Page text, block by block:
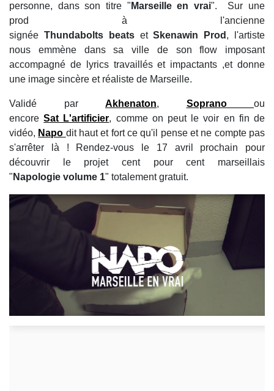
personne, dans son titre " Marseille en vrai". Sur une
prod à l'ancienne
signée Thundabolts beatsetSkenawin Prod , l'artiste
nous emmène dans sa ville de son flow imposant
accompagné de lyrics travaillés et impactants ,et donne
une image sincère et réaliste de Marseille.
Validé par Akhenaton, Soprano ou
encoreSat L'artificier, comme on peut le voir en fin de
vidéo, Napo dit haut et fort ce qu'il pense et ne compte pas
s'arrêter là ! Rendez-vous le 17 avril prochain pour
découvrir le projet cent pour cent marseillais
" Napologie volume 1" totalement gratuit.